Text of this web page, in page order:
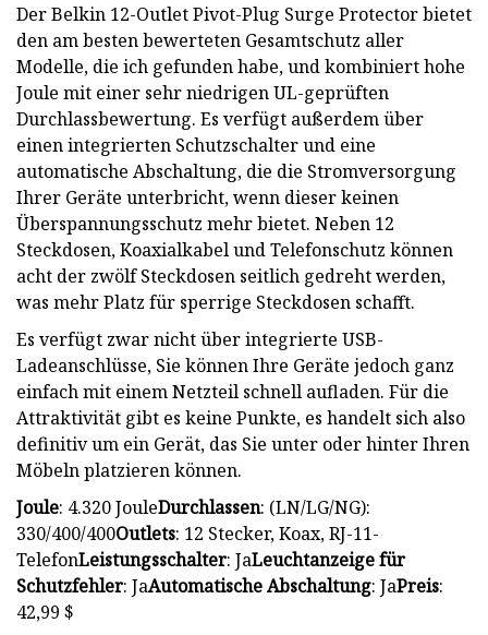
Der Belkin 12-Outlet Pivot-Plug Surge Protector bietet
den am besten bewerteten Gesamtschutz aller
Modelle, die ich gefunden habe, und kombiniert hohe
Joule mit einer sehr niedrigen UL-geprüften
Durchlassbewertung. Es verfügt außerdem über
einen integrierten Schutzschalter und eine
automatische Abschaltung, die die Stromversorgung
Ihrer Geräte unterbricht, wenn dieser keinen
Überspannungsschutz mehr bietet. Neben 12
Steckdosen, Koaxialkabel und Telefonschutz können
acht der zwölf Steckdosen seitlich gedreht werden,
was mehr Platz für sperrige Steckdosen schafft.
Es verfügt zwar nicht über integrierte USB-
Ladeanschlüsse, Sie können Ihre Geräte jedoch ganz
einfach mit einem Netzteil schnell aufladen. Für die
Attraktivität gibt es keine Punkte, es handelt sich also
definitiv um ein Gerät, das Sie unter oder hinter Ihren
Möbeln platzieren können.
Joule: 4.320 JouleDurchlassen: (LN/LG/NG):
330/400/400Outlets: 12 Stecker, Koax, RJ-11-
TelefonLeistungsschalter: JaLeuchtanzeige für
Schutzfehler: JaAutomatische Abschaltung: JaPreis:
42,99 $